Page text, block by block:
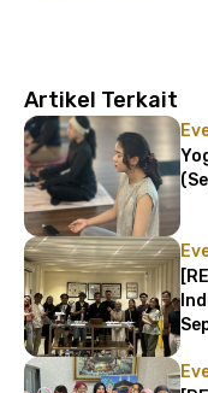
Artikel Terkait